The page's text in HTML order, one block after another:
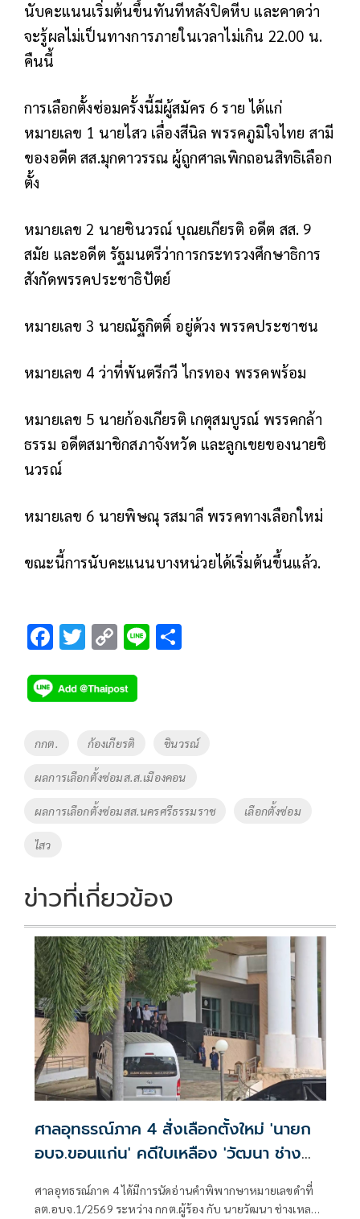
นับคะแนนเริ่มต้นขึ้นทันทีหลังปิดหีบ และคาดว่า
จะรู้ผลไม่เป็นทางการภายในเวลาไม่เกิน 22.00 น.
คืนนี้
การเลือกตั้งซ่อมครั้งนี้มีผู้สมัคร 6 ราย ได้แก่
หมายเลข 1 นายไสว เลื่องสีนิล พรรคภูมิใจไทย สามี
ของอดีต สส.มุกดาวรรณ ผู้ถูกศาลเพิกถอนสิทธิเลือก
ตั้ง
หมายเลข 2 นายชินวรณ์ บุณยเกียรติ อดีต สส. 9
สมัย และอดีต รัฐมนตรีว่าการกระทรวงศึกษาธิการ
สังกัดพรรคประชาธิปัตย์
หมายเลข 3 นายณัฐกิตติ์ อยู่ด้วง พรรคประชาชน
หมายเลข 4 ว่าที่พันตรีกวี ไกรทอง พรรคพร้อม
หมายเลข 5 นายก้องเกียรติ เกตุสมบูรณ์ พรรคกล้า
ธรรม อดีตสมาชิกสภาจังหวัด และลูกเขยของนายชิ
นวรณ์
หมายเลข 6 นายพิษณุ รสมาลี พรรคทางเลือกใหม่
ขณะนี้การนับคะแนนบางหน่วยได้เริ่มต้นขึ้นแล้ว.
F
e
b
o
k
T
tt
er
C
p
y
Li
k
Li
Tags
กกต. ก้องเกียรติ ชินวรณ์
ผลการเลือกตั้งซ่อมส.ส.เมืองคอน
ผลการเลือกตั้งซ่อมสส.นครศรีธรรมราช เลือกตั้งซ่อม
ไสว
ข่าวที่เกี่ยวข้อง
ศาลอุทธรณ์ภาค 4 สั่งเลือกตั้งใหม่ 'นายก
อบจ.ขอนแก่น' คดีใบเหลือง 'วัฒนา ช่าง
ศาลอุทธรณ์ภาค 4 ได้มีการนัดอ่านคำพิพากษาหมายเลขดำที่
ลต.อบจ.1/2569 ระหว่าง กกต.ผู้ร้อง กับ นายวัฒนา ช่างเหลา